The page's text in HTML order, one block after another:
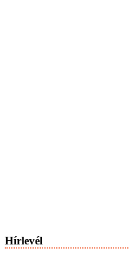
Hírlevél